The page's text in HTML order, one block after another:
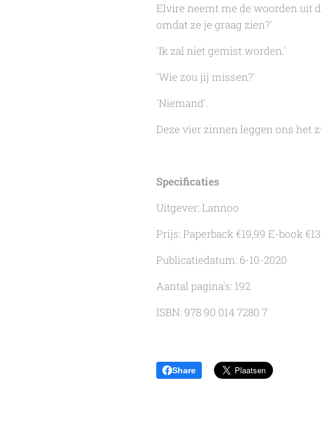
Elvire neemt me de woorden uit
omdat ze je graag zien?'
'Ik zal niet gemist worden.'
'Wie zou jij missen?'
'Niemand'.
Deze vier zinnen leggen ons het
Specificaties
Uitgever: Lannoo
Prijs: Paperback €19,99 E-book
Publicatiedatum: 6-10-2020
Aantal pagina's: 192
ISBN: 978 90 014 7280 7
Share